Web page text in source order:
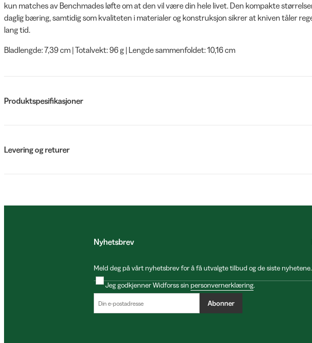
kun matches av Benchmades løfte om at den vil være din hele livet. Den kompakte
daglig bæring, samtidig som kvaliteten i materialer og konstruksjon sikrer at kniven tåler
lang tid.
Bladlengde: 7,39 cm | Totalvekt: 96 g | Lengde sammenfoldet: 10,16 cm
Produktspesifikasjoner
Levering og returer
Nyhetsbrev
Meld deg på vårt nyhetsbrev for å få utvalgte tilbud og de siste nyhetene.
Jeg godkjenner Widforss sin personvernerklæring.
Abonner